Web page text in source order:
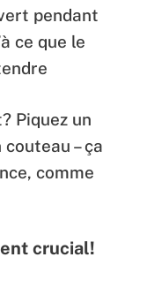
pendant
ce que le
Piquez un
– ça
comme
crucial!